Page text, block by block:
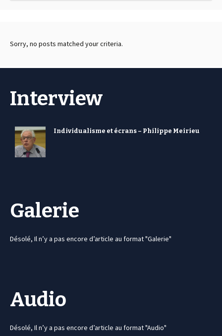
Sorry, no posts matched your criteria.
Interview
Individualisme et écrans – Philippe Meirieu
Galerie
Désolé, Il n’y a pas encore d’article au format "Galerie"
Audio
Désolé, Il n’y a pas encore d’article au format "Audio"